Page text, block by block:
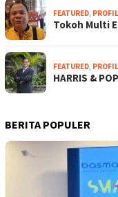
FEATURED, PROFIL
Tokoh Multi
FEATURED, PROFIL
HARRIS &
BERITA POPULER